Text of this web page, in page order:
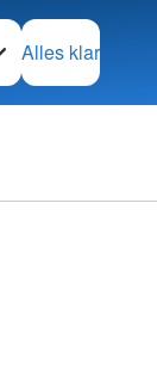
Alles klar